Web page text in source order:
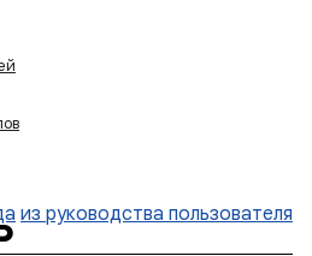
из руководства пользователя